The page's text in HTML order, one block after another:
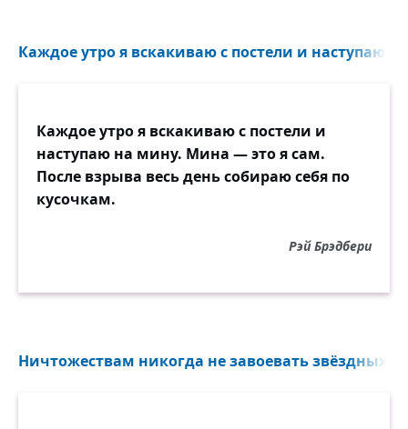
Каждое утро я вскакиваю с постели и наступаю
Каждое утро я вскакиваю с постели и
наступаю на мину. Мина — это я сам.
После взрыва весь день собираю себя по
кусочкам.
Рэй Брэдбери
Ничтожествам никогда не завоевать звёздных